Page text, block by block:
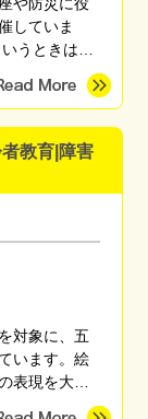
や防災に役
していま
うときはこ
えられるよ
「備えてる
」 「やっと
教育|障害
対象に、五
います。絵
表現を大切